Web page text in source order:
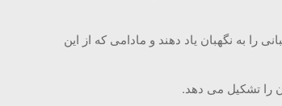
به نگهبان یاد دهند و مادامی که از این
را تشکیل می دهد.